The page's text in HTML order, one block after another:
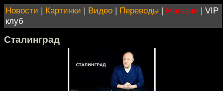
Новости | Картинки | Видео | Переводы | Магазин | VIP
клуб
Сталинград